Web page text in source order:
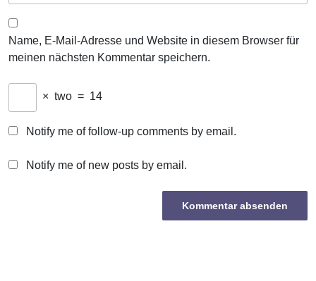
Name, E-Mail-Adresse und Website in diesem Browser für
meinen nächsten Kommentar speichern.
× two = 14
Notify me of follow-up comments by email.
Notify me of new posts by email.